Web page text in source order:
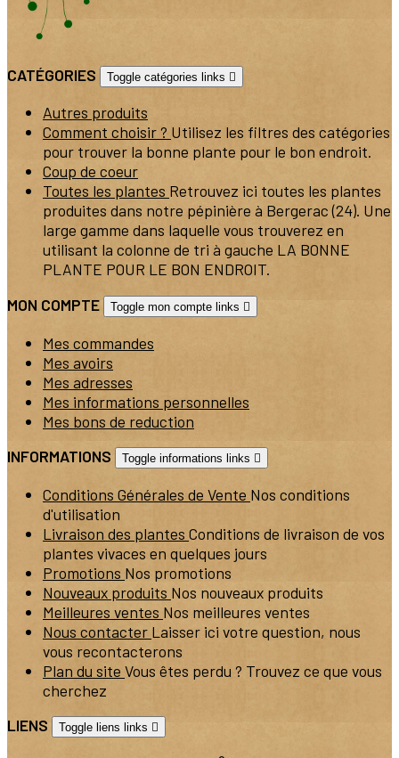
CATÉGORIES Toggle catégories links 
Autres produits
Comment choisir ? Utilisez les filtres des catégories
pour trouver la bonne plante pour le bon endroit.
Coup de coeur
Toutes les plantes Retrouvez ici toutes les plantes
produites dans notre pépinière à Bergerac (24). Une
large gamme dans laquelle vous trouverez en
utilisant la colonne de tri à gauche LA BONNE
PLANTE POUR LE BON ENDROIT.
MON COMPTE
Toggle mon compte links 
Mes commandes
Mes avoirs
Mes adresses
Mes informations personnelles
Mes bons de reduction
INFORMATIONS
Toggle informations links 
Conditions Générales de Vente Nos conditions
d'utilisation
Livraison des plantes Conditions de livraison de vos
plantes vivaces en quelques jours
Promotions Nos promotions
Nouveaux produits Nos nouveaux produits
Meilleures ventes Nos meilleures ventes
Nous contacter Laisser ici votre question, nous
vous recontacterons
Plan du site Vous êtes perdu ? Trouvez ce que vous
cherchez
LIENS
Toggle liens links 